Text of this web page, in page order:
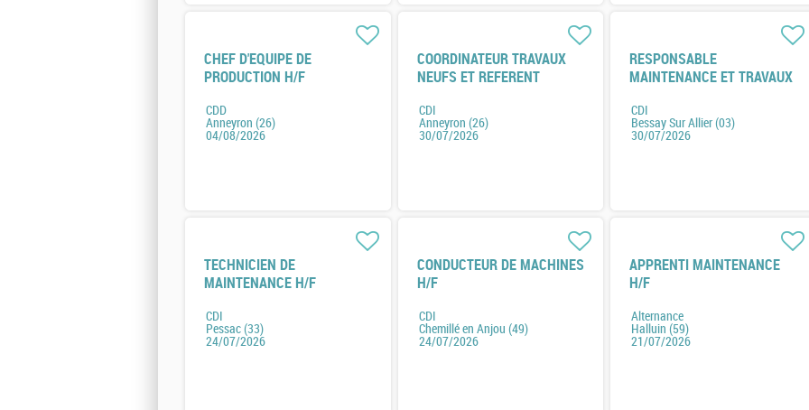
CHEF D'EQUIPE DE
PRODUCTION H/F
CDD
Anneyron (26)
04/08/2026
COORDINATEUR TRAVAUX
NEUFS ET REFERENT
CDI
Anneyron (26)
30/07/2026
RESPONSABLE
MAINTENANCE ET TRAVAUX
CDI
Bessay Sur Allier (03)
30/07/2026
TECHNICIEN DE
MAINTENANCE H/F
CDI
Pessac (33)
24/07/2026
CONDUCTEUR DE MACHINES
H/F
CDI
Chemillé en Anjou (49)
24/07/2026
APPRENTI MAINTENANCE
H/F
Alternance
Halluin (59)
21/07/2026